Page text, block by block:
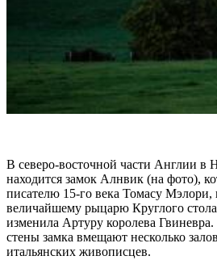
В северо-восточной части Англии в
находится замок Алнвик (на фото),
писателю 15-го века Томасу Мэлори,
величайшему рыцарю Круглого
изменила Артуру королева
стены замка вмещают несколько
итальянских живописцев.